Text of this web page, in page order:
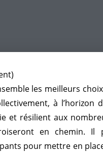
les meilleurs
à l’horizon
et résilient aux
en chemin. Il
pour mettre en